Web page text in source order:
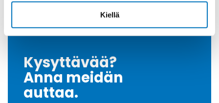
Kiellä
Myyntierä
1
Kysyttävää?
Anna meidän
auttaa.